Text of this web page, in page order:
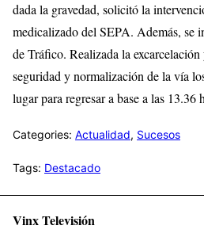
dada la gravedad, solicitó la
medicalizado del SEPA. Además, se
de Tráfico. Realizada la excarcelación
seguridad y normalización de la vía
lugar para regresar a base a las 13.36
Categories: Actualidad, Sucesos
Tags: Destacado
Vinx Televisión